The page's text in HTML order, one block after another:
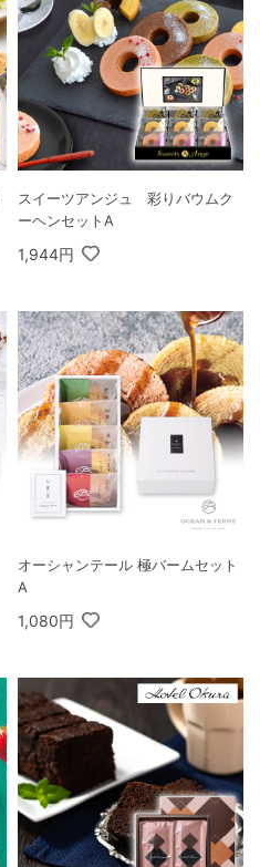
スイーツアンジュ 彩りバウムク
ーヘンセットA
1,944円
オーシャンテール 極バームセット
A
1,080円